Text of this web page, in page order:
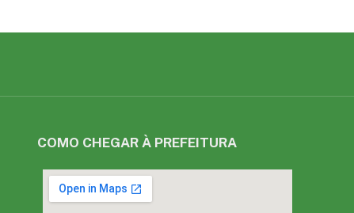
COMO CHEGAR À PREFEITURA